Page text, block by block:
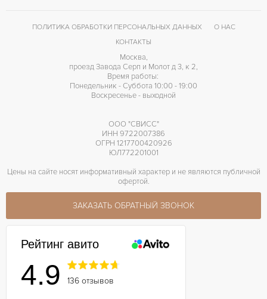
ПОЛИТИКА ОБРАБОТКИ ПЕРСОНАЛЬНЫХ ДАННЫХ
О НАС
КОНТАКТЫ
Москва,
проезд Завода Серп и Молот д 3, к 2,
Время работы:
Понедельник - Суббота 10:00 - 19:00
Воскресенье - выходной
ООО "СВИСС"
ИНН 9722007386
ОГРН 1217700420926
ЮЛ772201001
Цены на сайте носят информативный характер и не являются публичной
офертой.
ЗАКАЗАТЬ ОБРАТНЫЙ ЗВОНОК
Рейтинг авито
4.9 136 отзывов